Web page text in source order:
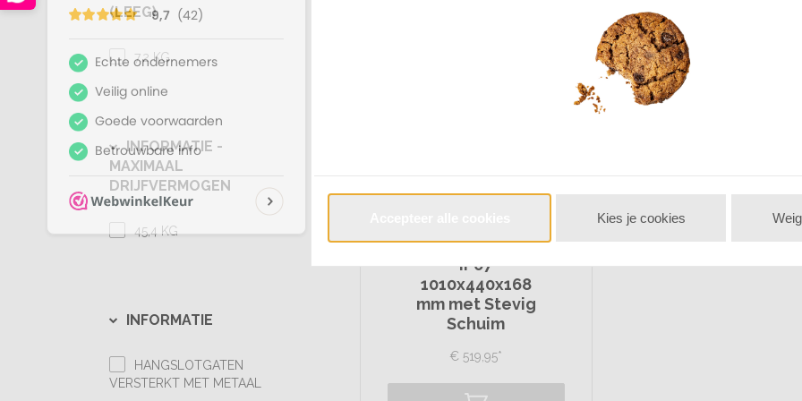
(LEEG)
7.2 KG
INFORMATIE -
MAXIMAAL
DRIJFVERMOGEN
45,4 KG
INFORMATIE
HANGSLOTGATEN
VERSTERKT MET METAAL
Waterbestendig
IP67
1010x440x168
mm met Stevig
Schuim
€ 519,95*
Kies je cookies